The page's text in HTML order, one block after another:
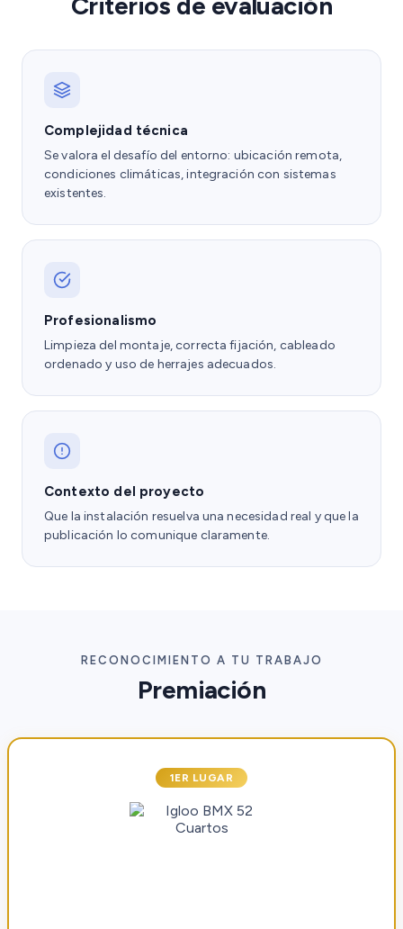
Complejidad técnica
Se valora el desafío del entorno: ubicación remota,
condiciones climáticas, integración con sistemas
existentes.
Profesionalismo
Limpieza del montaje, correcta fijación, cableado
ordenado y uso de herrajes adecuados.
Contexto del proyecto
Que la instalación resuelva una necesidad real y que la
publicación lo comunique claramente.
RECONOCIMIENTO A TU TRABAJO
Premiación
1ER LUGAR